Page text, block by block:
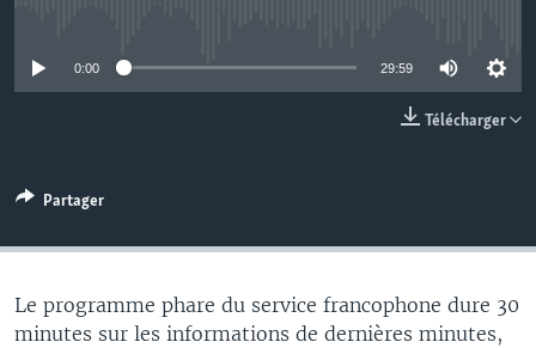
0:00 29:59
Télécharger
Partager
Le programme phare du service francophone dure 30
minutes sur les informations de dernières minutes,